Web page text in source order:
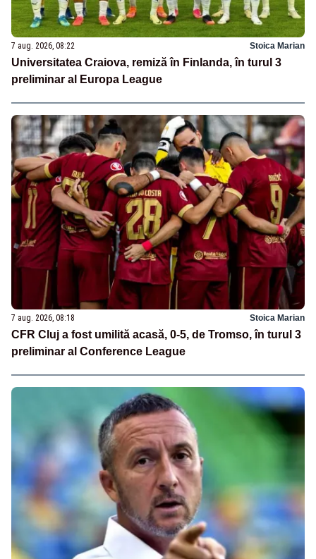
7 aug. 2026, 08:22 Stoica Marian
Universitatea Craiova, remiză în Finlanda, în turul 3
preliminar al Europa League
7 aug. 2026, 08:18 Stoica Marian
CFR Cluj a fost umilită acasă, 0-5, de Tromso, în turul 3
preliminar al Conference League